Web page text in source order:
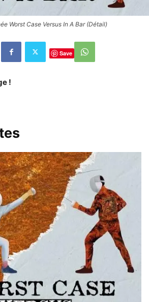
Worst Case Versus In A Bar (Détail)
Save
!